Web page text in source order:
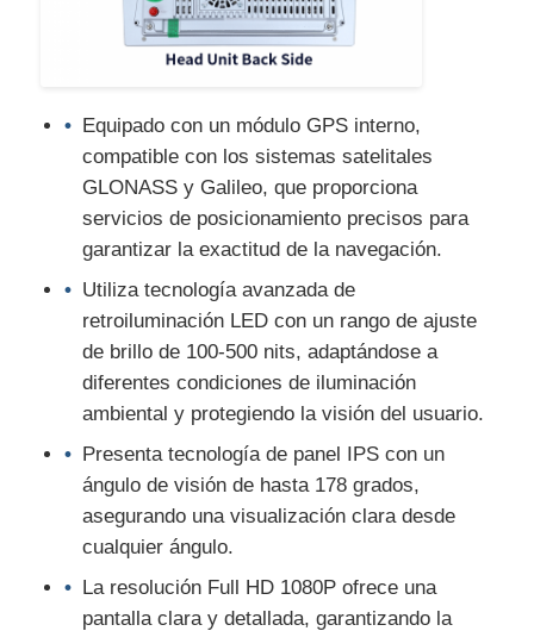
Equipado con un módulo GPS interno,
compatible con los sistemas satelitales
GLONASS y Galileo, que proporciona
servicios de posicionamiento precisos para
garantizar la exactitud de la navegación.
Utiliza tecnología avanzada de
retroiluminación LED con un rango de ajuste
de brillo de 100-500 nits, adaptándose a
diferentes condiciones de iluminación
ambiental y protegiendo la visión del usuario.
Presenta tecnología de panel IPS con un
ángulo de visión de hasta 178 grados,
asegurando una visualización clara desde
cualquier ángulo.
La resolución Full HD 1080P ofrece una
pantalla clara y detallada, garantizando la